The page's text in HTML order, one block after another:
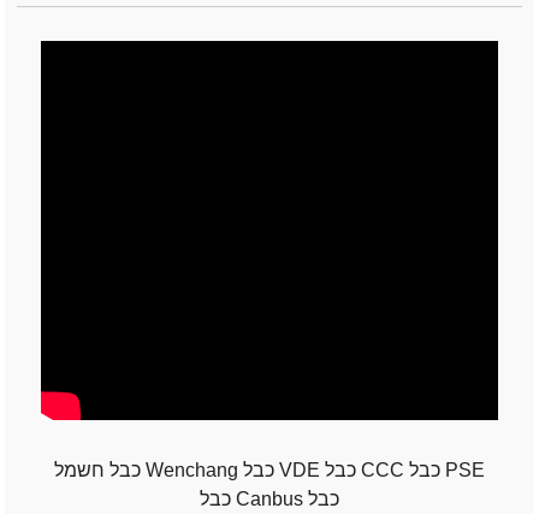
כבל חשמל Wenchang כבל VDE כבל CCC כבל PSE
כבל Canbus כבל